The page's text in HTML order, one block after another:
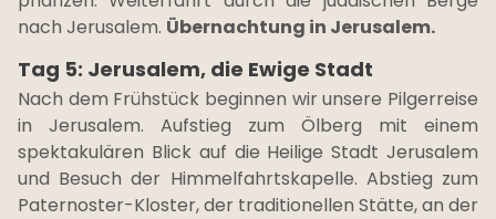
nach Jerusalem. Übernachtung in Jerusalem.
Tag 5: Jerusalem, die Ewige Stadt
Nach dem Frühstück beginnen wir unsere Pilgerreise
in Jerusalem. Aufstieg zum Ölberg mit einem
spektakulären Blick auf die Heilige Stadt Jerusalem
und Besuch der Himmelfahrtskapelle. Abstieg zum
Paternoster-Kloster, der traditionellen Stätte, an der